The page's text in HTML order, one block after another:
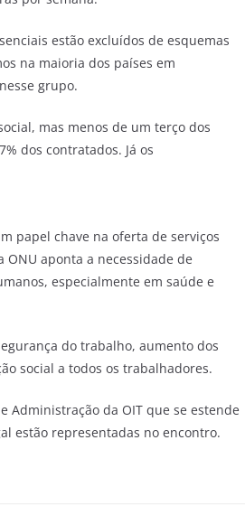
estão excluídos de esquemas
na maioria dos países em
grupo.
mas menos de um terço dos
dos contratados. Já os
papel chave na oferta de serviços
aponta a necessidade de
especialmente em saúde e
do trabalho, aumento dos
social a todos os trabalhadores.
Administração da OIT que se estende
estão representadas no encontro.